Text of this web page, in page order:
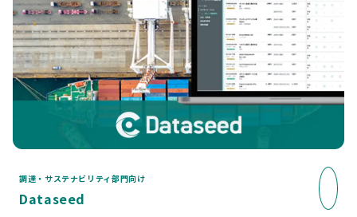
調達・サステナビリティ部門向け
Dataseed